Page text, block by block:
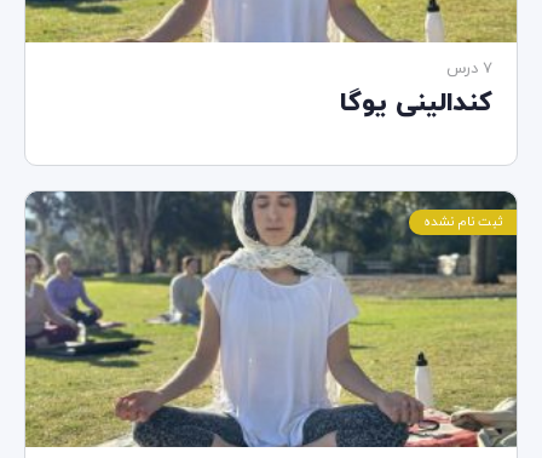
7 درس‌
کندالینی یوگا
ثبت نام نشده